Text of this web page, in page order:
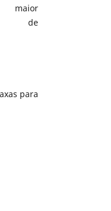
maior
de
para